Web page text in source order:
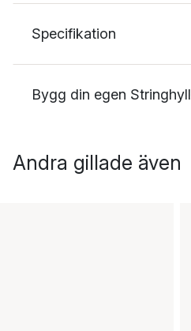
Specifikation
Bygg din egen
Andra gillade även